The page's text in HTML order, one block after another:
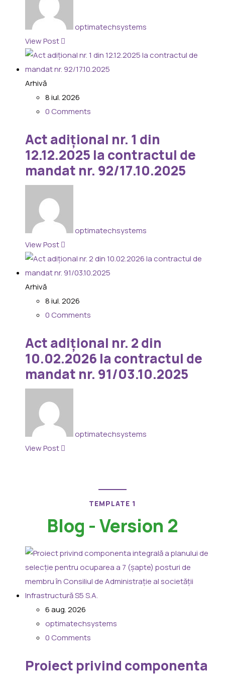
optimatechsystems
View Post
Arhivă
8 iul. 2026
0 Comments
Act adițional nr. 1 din
12.12.2025 la contractul de
mandat nr. 92/17.10.2025
optimatechsystems
View Post
Arhivă
8 iul. 2026
0 Comments
Act adițional nr. 2 din
10.02.2026 la contractul de
mandat nr. 91/03.10.2025
optimatechsystems
View Post
TEMPLATE 1
Blog - Version 2
6 aug. 2026
optimatechsystems
0 Comments
Proiect privind componenta